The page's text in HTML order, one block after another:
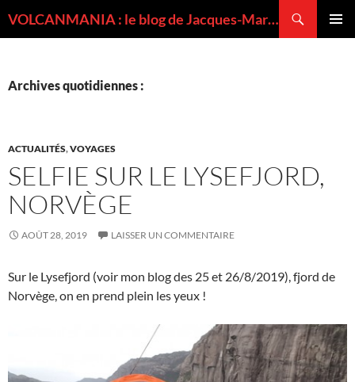
VOLCANMANIA : le blog de Jacques-Marie BARDINTZEFF, volcanologue
Archives quotidiennes :
ACTUALITÉS,VOYAGES
SELFIE SUR LE LYSEFJORD,
NORVÈGE
AOÛT 28, 2019 LAISSER UN COMMENTAIRE
Sur le Lysefjord (voir mon blog des 25 et 26/8/2019), fjord de
Norvège, on en prend plein les yeux !